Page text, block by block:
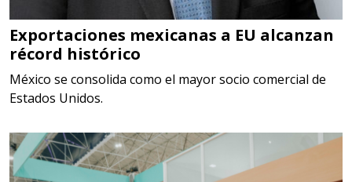
Somos Proveedores de GESTION
DE RESIDUOS Y DESTRUCCION
FISCAL
Aplicar al Requerimiento
Empresa en Jalisco
Requiere:
Exportaciones mexicanas a EU alcanzan
récord histórico
México se consolida como el mayor socio comercial de
Estados Unidos.